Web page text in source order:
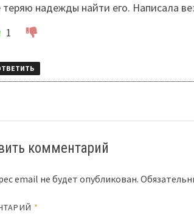
теряю надежды найти его. Написала
1
комментарий
email не будет опубликован.
*